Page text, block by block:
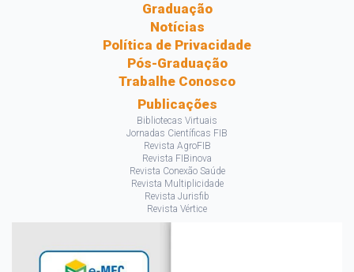
Graduação
Notícias
Política de Privacidade
Pós-Graduação
Trabalhe Conosco
Publicações
Bibliotecas Virtuais
Jornadas Científicas FIB
Revista AgroFIB
Revista FIBinova
Revista Conexão Saúde
Revista Multiplicidade
Revista Jurisfib
Revista Vértice